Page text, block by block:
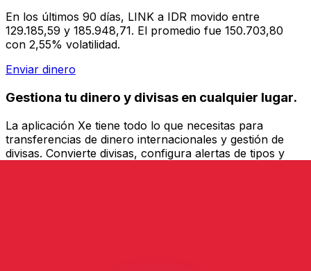
En los últimos 90 días, LINK a IDR movido entre
129.185,59 y 185.948,71. El promedio fue 150.703,80
con 2,55% volatilidad.
Enviar dinero
Gestiona tu dinero y divisas en cualquier lugar.
La aplicación Xe tiene todo lo que necesitas para
transferencias de dinero internacionales y gestión de
divisas. Convierte divisas, configura alertas de tipos y